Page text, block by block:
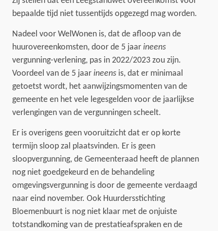
bepaalde tijd niet tussentijds opgezegd mag worden.
Nadeel voor WelWonen is, dat de afloop van de
huurovereenkomsten, door de 5 jaar ineens
vergunning-verlening, pas in 2022/2023 zou zijn.
Voordeel van de 5 jaar ineens is, dat er minimaal
getoetst wordt, het aanwijzingsmomenten van de
gemeente en het vele legesgelden voor de jaarlijkse
verlengingen van de vergunningen scheelt.
Er is overigens geen vooruitzicht dat er op korte
termijn sloop zal plaatsvinden. Er is geen
sloopvergunning, de Gemeenteraad heeft de plannen
nog niet goedgekeurd en de behandeling
omgevingsvergunning is door de gemeente verdaagd
naar eind november. Ook Huurdersstichting
Bloemenbuurt is nog niet klaar met de onjuiste
totstandkoming van de prestatieafspraken en de